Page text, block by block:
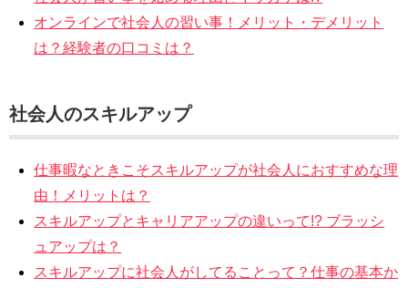
オンラインで社会人の習い事！メリット・デメリット
は？経験者の口コミは？
社会人のスキルアップ
仕事暇なときこそスキルアップが社会人におすすめな理
由！メリットは？
スキルアップとキャリアアップの違いって!? ブラッシ
ュアップは？
スキルアップに社会人がしてることって？仕事の基本か